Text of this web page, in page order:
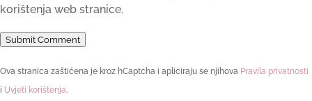
korištenja web stranice.
Submit Comment
Ova stranica zaštićena je kroz hCaptcha i apliciraju se njihova Pravila privatnosti
i Uvjeti korištenja.